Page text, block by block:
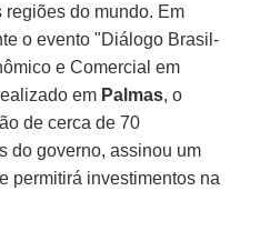
do mundo. Em
o evento "Diálogo Brasil-
e Comercial em
em Palmas, o
de cerca de 70
do governo, assinou um
permitirá investimentos na